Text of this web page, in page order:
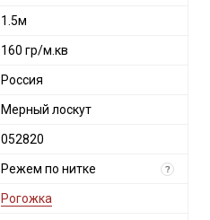
1.5м
160 гр/м.кв
Россия
Мерный лоскут
052820
Режем по нитке ?
Рогожка